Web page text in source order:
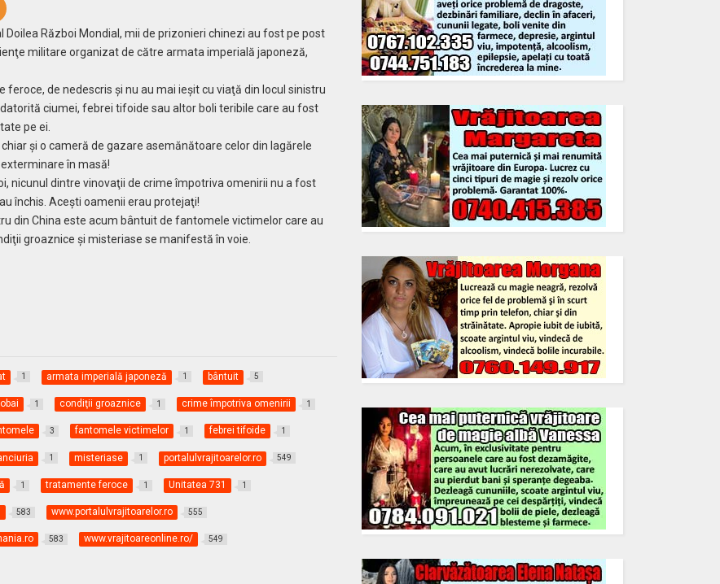
Război Mondial, mii de prizonieri chinezi au fost pe post
militare organizat de către armata imperială japoneză,
de nedescris şi nu au mai ieşit cu viaţă din locul sinistru
ciumei, febrei tifoide sau altor boli teribile care au fost
pe ei.
şi o cameră de gazare asemănătoare celor din lagărele
în masă!
nicunul dintre vinovaţii de crime împotriva omenirii nu a fost
închis. Aceşti oamenii erau protejaţi!
din China este acum bântuit de fantomele victimelor care au
groaznice şi misteriase se manifestă în voie.
1 armata imperială japoneză 1 bântuit 5
1 condiţii groaznice 1 crime împotriva omenirii 1
3 fantomele victimelor 1 febrei tifoide 1
1 misteriase 1 portalulvrajitoarelor.ro 549
1 tratamente feroce 1 Unitatea 731 1
583 www.portalulvrajitoarelor.ro 555
583 www.vrajitoareonline.ro/ 549